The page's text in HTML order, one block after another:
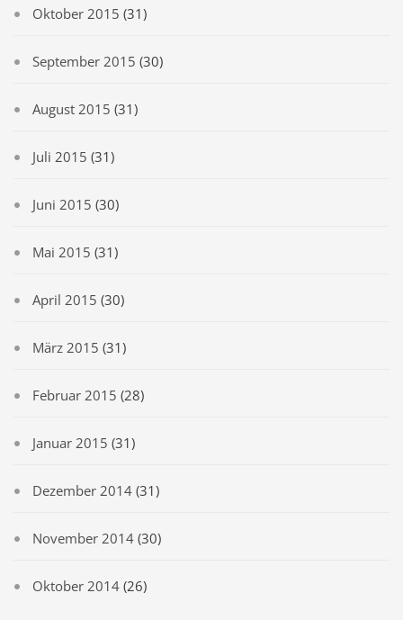
Oktober 2015 (31)
September 2015 (30)
August 2015 (31)
Juli 2015 (31)
Juni 2015 (30)
Mai 2015 (31)
April 2015 (30)
März 2015 (31)
Februar 2015 (28)
Januar 2015 (31)
Dezember 2014 (31)
November 2014 (30)
Oktober 2014 (26)